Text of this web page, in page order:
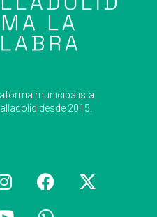
municipalista.
desde 2015.